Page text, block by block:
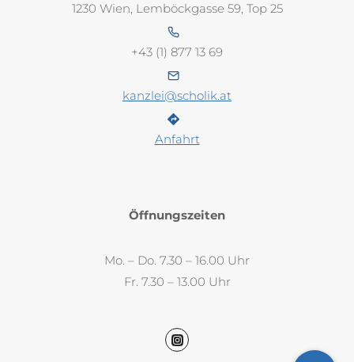
1230 Wien, Lemböckgasse 59, Top 25
+43 (1) 877 13 69
kanzlei@scholik.at
Anfahrt
Öffnungszeiten
Mo. – Do. 7.30 – 16.00 Uhr
Fr. 7.30 – 13.00 Uhr